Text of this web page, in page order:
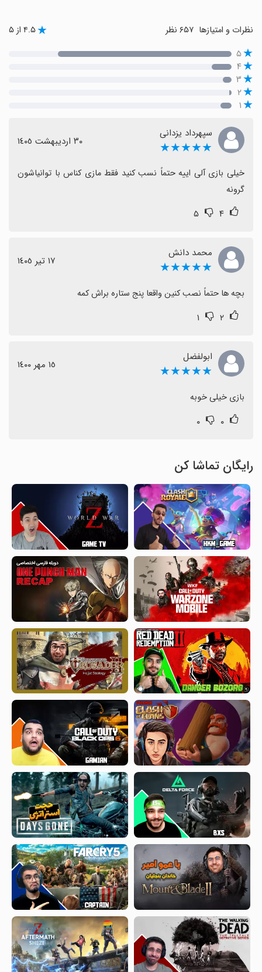
نظرات و امتیازها ۴.۵ از ۵
۵
۴
۳
۲
۱
سپهرداد یزدانی
★★★★★ ٣٠ اردیبهشت ١٤٠٥
گرونه
۴ ۵
محمد دانش
★★★★★ ١٧ تیر ١٤٠٥
بچه ها حتماً نصب کنین واقعا پنج ستاره براش کمه
۲ ۱
ابولفضل
★★★★★ ١٥ مهر ١٤٠٠
بازی خیلی خوبه
۰ ۰
رایگان تماشا کن